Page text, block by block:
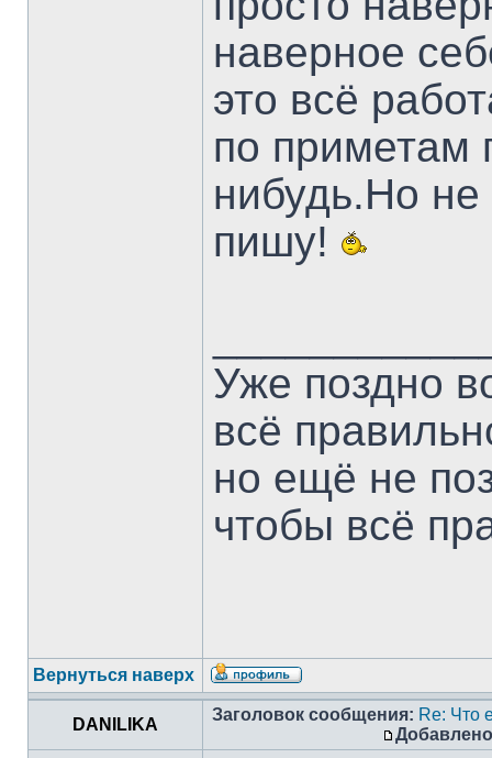
наверное
это всё
по приметам
нибудь.Но не
пишу!
Уже поздно
всё
но ещё не
чтобы всё
Вернуться наверх
DANILIKA
Заголовок сообщения: Re: Что